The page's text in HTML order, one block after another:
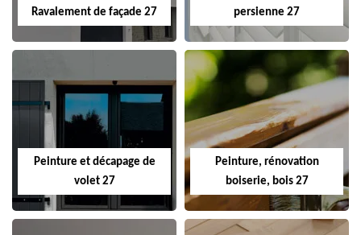
Ravalement de façade 27
persienne 27
Peinture et décapage de
volet 27
Peinture, rénovation
boiserie, bois 27